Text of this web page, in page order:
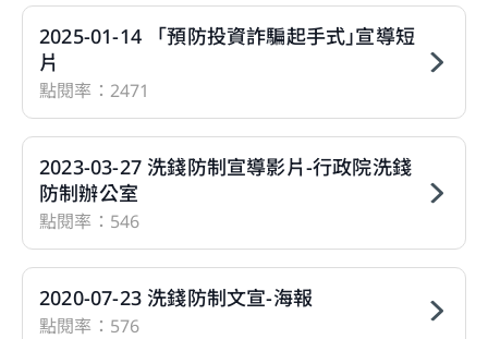
2025-01-14 「預防投資詐騙起手式｣宣導短
片
點閱率：2471
2023-03-27 洗錢防制宣導影片-行政院洗錢
防制辦公室
點閱率：546
2020-07-23 洗錢防制文宣-海報
點閱率：576
會員登入